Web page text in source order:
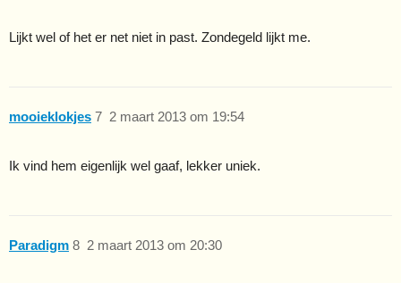
Lijkt wel of het er net niet in past. Zondegeld lijkt me.
mooieklokjes 2 maart 2013 om 19:54
7
Ik vind hem eigenlijk wel gaaf, lekker uniek.
Paradigm 2 maart 2013 om 20:30
8